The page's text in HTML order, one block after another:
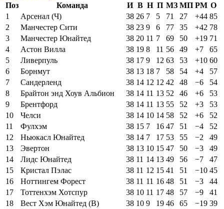
Поз
Команда И В Н П МЗ МП РМ О
1
Арсенал (Ч) 38 26 7 5 71 27 +44 85
2
Манчестер Сити 38 23 9 6 77 35 +42 78
3
Манчестер Юнайтед 38 20 11 7 69 50 +19 71
4
Астон Вилла 38 19 8 11 56 49 +7
65
5
Ливерпуль 38 17 9 12 63 53 +10 60
6
Борнмут 38 13 18 7 58 54 +4
57
7
Сандерленд 38 14 12 12 42 48 −6
54
8
Брайтон энд Хоув Альбион 38 14 11 13 52 46 +6
53
9
Брентфорд 38 14 11 13 55 52 +3
53
10
Челси 38 14 10 14 58 52 +6
52
11
Фулхэм 38 15 7 16 47 51 −4
52
12
Ньюкасл Юнайтед 38 14 7 17 53 55 −2
49
13
Эвертон 38 13 10 15 47 50 −3
49
14
Лидс Юнайтед 38 11 14 13 49 56 −7
47
15
Кристал Пэлас 38 11 12 15 41 51 −10 45
16
Ноттингем Форест 38 11 11 16 48 51 −3
44
17
Тоттенхэм Хотспур 38 10 11 17 48 57 −9
41
18
Вест Хэм Юнайтед (В) 38 10 9 19 46 65 −19 39